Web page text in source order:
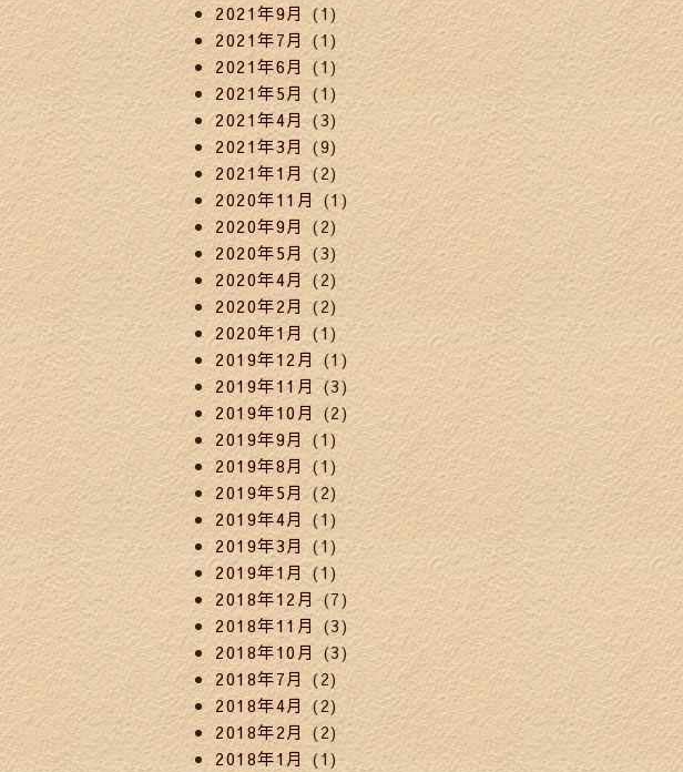
2021年9月 (1)
2021年7月 (1)
2021年6月 (1)
2021年5月(1)
2021年4月(3)
2021年3月 (9)
2021年1月(2)
2020年11月 (1)
2020年9月 (2)
2020年5月 (3)
2020年4月(2)
2020年2月 (2)
2020年1月(1)
2019年12月 (1)
2019年11月(3)
2019年10月 (2)
2019年9月 (1)
2019年8月 (1)
2019年5月(2)
2019年4月 (1)
2019年3月(1)
2019年1月(1)
2018年12月(7)
2018年11月(3)
2018年10月 (3)
2018年7月 (2)
2018年4月 (2)
2018年2月 (2)
2018年1月(1)